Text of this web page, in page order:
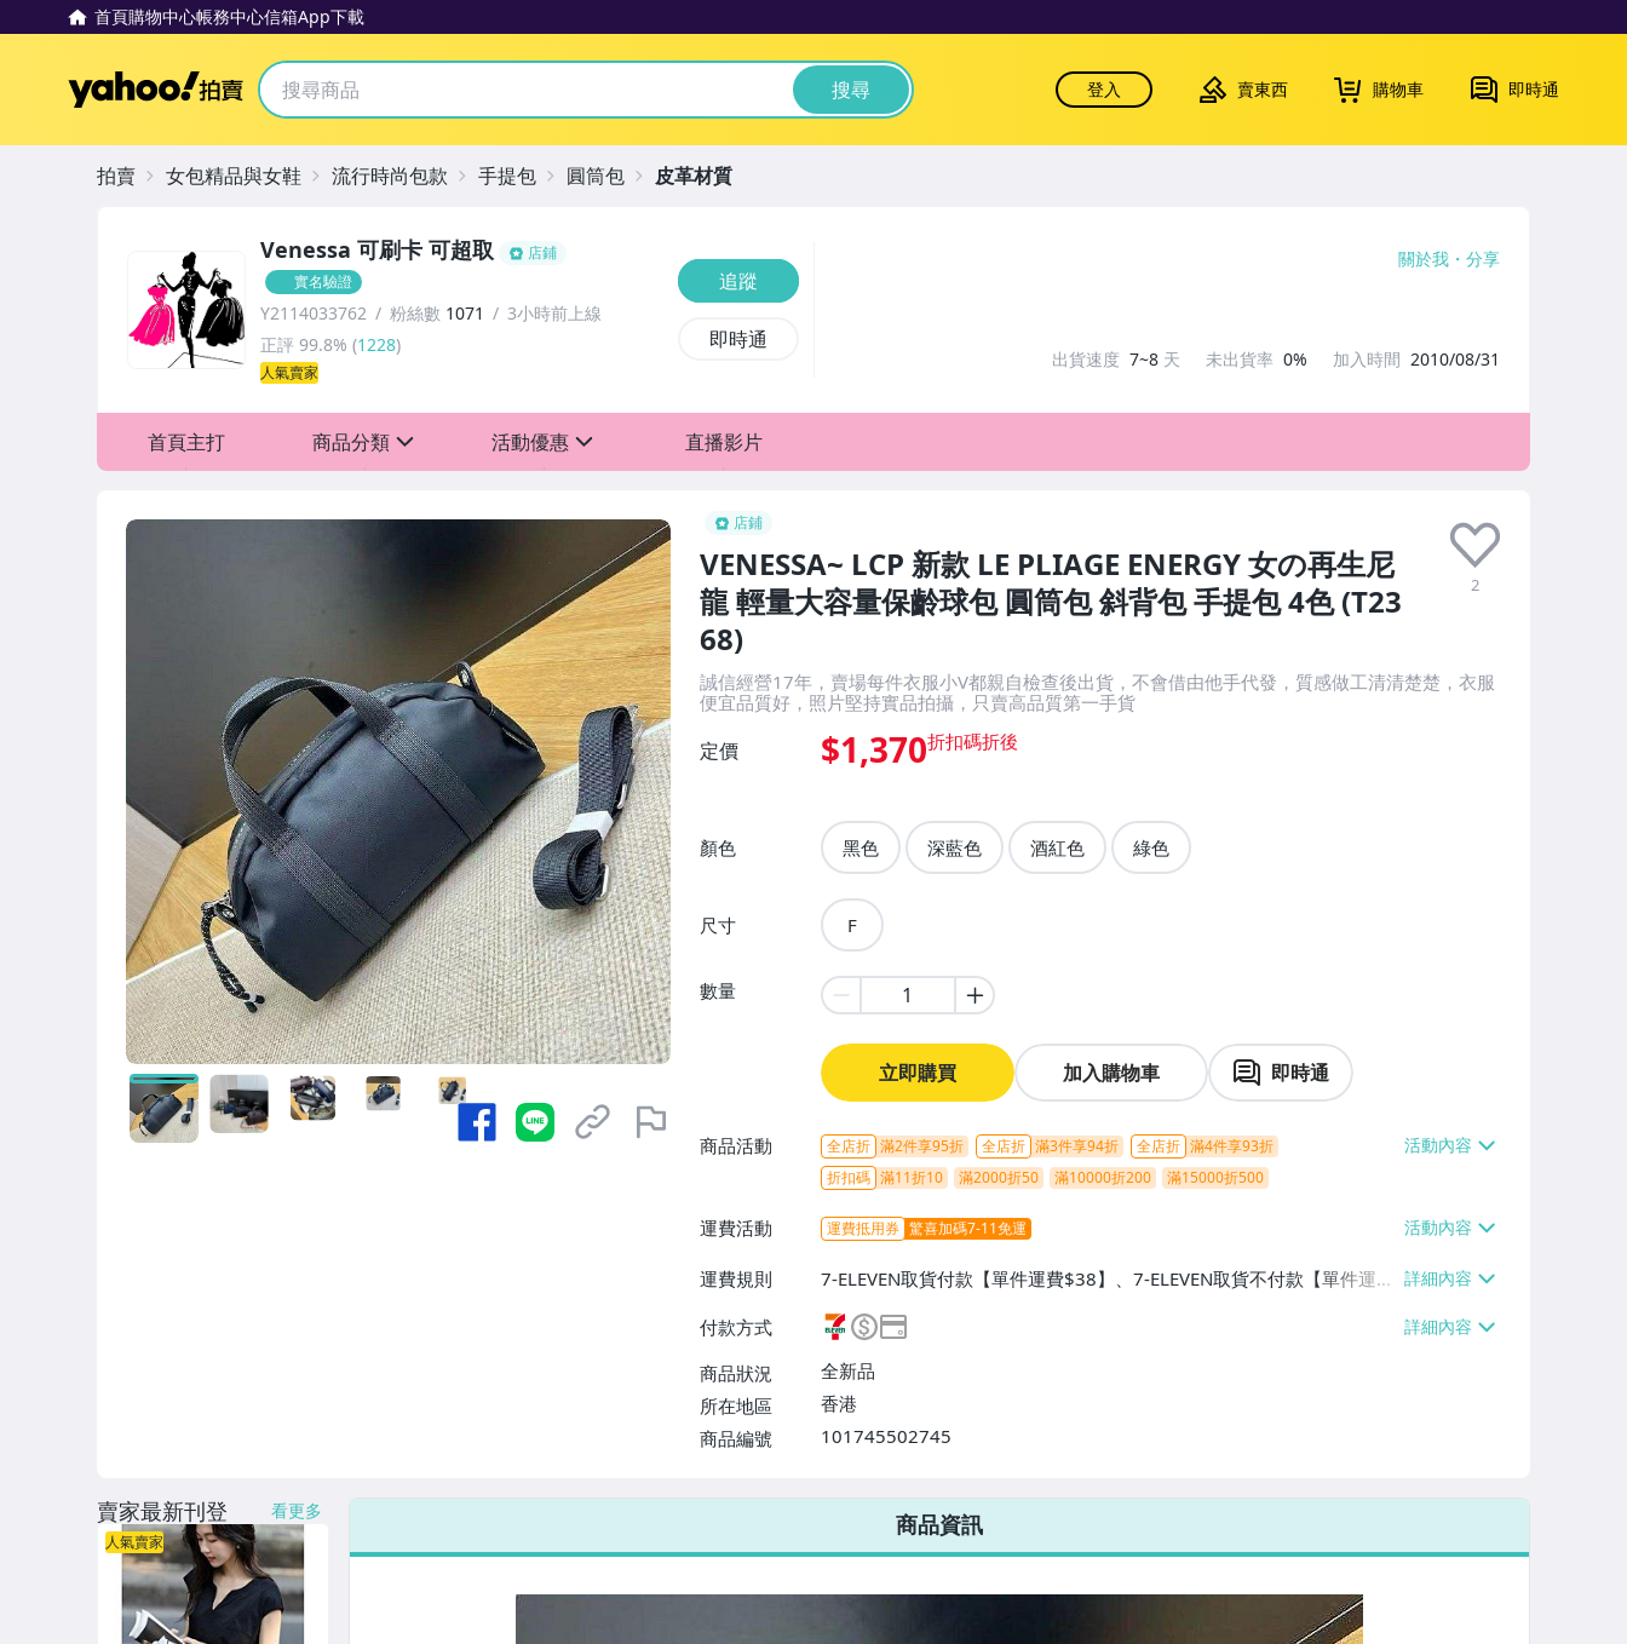
首頁購物中心帳務中心信箱App下載
Yahoo拍賣 搜尋 登入 賣東西 購物車 即時通
店鋪
VENESSA~ LCP 新款 LE PLIAGE ENERGY 女の再生尼
龍 輕量大容量保齡球包 圓筒包 斜背包 手提包 4色 (T23
68)
2
誠信經營17年，賣場每件衣服小V都親自檢查後出貨，不會借由他手代發，質感做工清清楚楚，衣服
便宜品質好，照片堅持實品拍攝，只賣高品質第一手貨
定價 $1,370
顏色 黑色 深藍色 酒紅色 綠色
尺寸 F
數量
立即購買 加入購物車 即時通
商品活動 全店折 滿2件享95折 全店折 滿3件享94折 全店折 滿4件享93折
折扣碼 滿11折10 滿2000折50 滿10000折200 滿15000折500
運費活動 運費抵用券 驚喜加碼7-11免運
運費規則
7-ELEVEN取貨付款【單件運費$38】、7-ELEVEN取貨不付款【單件運費
$38】、郵局掛號【單件運費$80、消費滿$899免運費】、離島配送
【單件運費$100、消費滿$1299免運費】
付款方式
商品狀況
全新品
所在地區
香港
商品編號
101745502745
7-ELEVEN 運費只要38元
不限金額、筆數，筆筆優惠無限次！
Venessa 可刷卡 可超取
店鋪
實名驗證
Y2114033762 粉絲數 1071
3小時前上線
正評 99.8% (1228)
人氣賣家
追蹤
即時通
關於我 分享
出貨速度 7~8 天 未出貨率 0% 加入時間 2010/08/31
首頁主打 商品分類
上裝 (襯衫 T恤 針織衫)
上裝 (背心 馬甲)
下裝 (短裙 長裙 褲裙)
下裝(短褲 七分褲 長褲)
洋裝 (連身裙 T恤裙)
連身褲 (吊帶褲)
外套 (西裝 風衣 大衣)
內搭 (內衣 內褲)
羽絨 (外套 背心)
套裝 (裙裝 褲裝)
飾品 (耳飾 髮飾 項鍊 胸章)
男生服飾
兒童服飾
活動優惠 直播影片
拍賣 女包精品與女鞋 流行時尚包款 手提包 圓筒包 皮革材質
商品資訊
賣家最新刊登 看更多
人氣賣家